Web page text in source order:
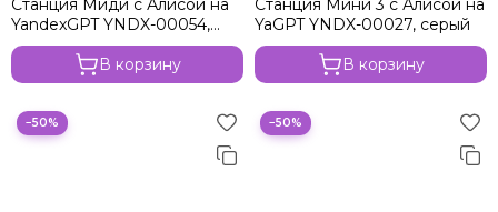
YandexGPT YNDX-00054,
малиновый, Zigbee
В корзину
YaGPT YNDX-00027, серый
В корзину
−50% −50%